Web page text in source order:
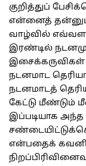
குறித்துப்
என்னைத்
வாழ்வில்
இரண்டில்
இசைக்கருவிகள்
நடனமாட
நடனமாடத்
கேட்டு
இப்படியாக அந்த
என்பதைக்